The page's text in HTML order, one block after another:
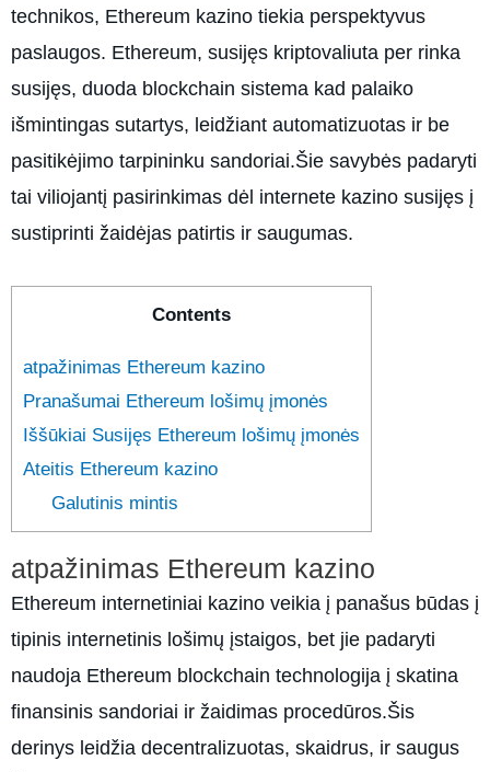
technikos, Ethereum kazino tiekia perspektyvus
paslaugos. Ethereum, susijęs kriptovaliuta per rinka
susijęs, duoda blockchain sistema kad palaiko
išmintingas sutartys, leidžiant automatizuotas ir be
pasitikėjimo tarpininku sandoriai.Šie savybės padaryti
tai viliojantį pasirinkimas dėl internete kazino susijęs į
sustiprinti žaidėjas patirtis ir saugumas.
Contents
atpažinimas Ethereum kazino
Pranašumai Ethereum lošimų įmonės
Iššūkiai Susijęs Ethereum lošimų įmonės
Ateitis Ethereum kazino
Galutinis mintis
atpažinimas Ethereum kazino
Ethereum internetiniai kazino veikia į panašus būdas į
tipinis internetinis lošimų įstaigos, bet jie padaryti
naudoja Ethereum blockchain technologija į skatina
finansinis sandoriai ir žaidimas procedūros.Šis
derinys leidžia decentralizuotas, skaidrus, ir saugus